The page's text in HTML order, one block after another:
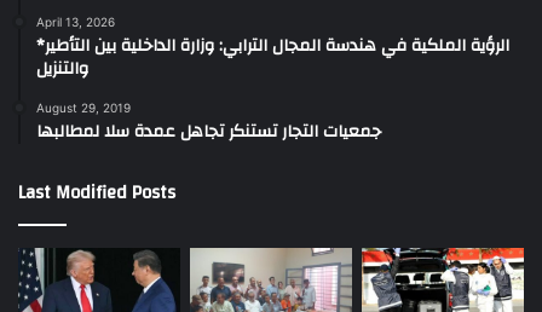
April 13, 2026
*الرؤية الملكية في هندسة المجال الترابي: وزارة الداخلية بين التأطير
والتنزيل
August 29, 2019
جمعيات التجار تستنكر تجاهل عمدة سلا لمطالبها
Last Modified Posts